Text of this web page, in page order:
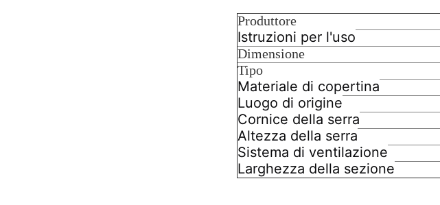
Produttore
Istruzioni per l'uso
Dimensione
Tipo
Materiale di copertina
Luogo di origine
Cornice della serra
Altezza della serra
Sistema di ventilazione
Larghezza della sezione